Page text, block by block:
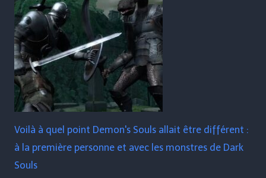
Voilà à quel point Demon's Souls allait être différent :
à la première personne et avec les monstres de Dark
Souls